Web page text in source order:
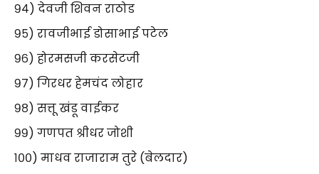
९४) देवजी शिवन राठोड
९५) रावजीभाई डोसाभाई पटेल
९६) होरमसजी करसेटजी
९७) गिरधर हेमचंद लोहार
९८) सत्तू खंडू वाईकर
९९) गणपत श्रीधर जोशी
१००) माधव राजाराम तुरे (बेलदार)